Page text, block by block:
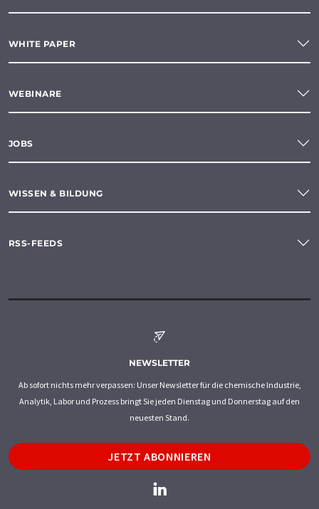
WHITE PAPER
WEBINARE
JOBS
WISSEN & BILDUNG
RSS-FEEDS
NEWSLETTER
Ab sofort nichts mehr verpassen: Unser Newsletter für die chemische Industrie,
Analytik, Labor und Prozess bringt Sie jeden Dienstag und Donnerstag auf den
neuesten Stand.
JETZT ABONNIEREN